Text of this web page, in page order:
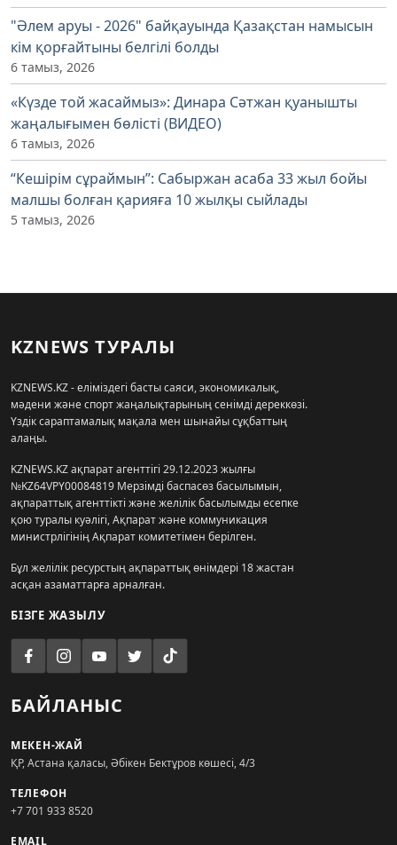
"Әлем аруы - 2026" байқауында Қазақстан намысын
кім қорғайтыны белгілі болды
6 тамыз, 2026
«Күзде той жасаймыз»: Динара Сәтжан қуанышты
жаңалығымен бөлісті (ВИДЕО)
6 тамыз, 2026
“Кешірім сұраймын”: Сабыржан асаба 33 жыл бойы
малшы болған қарияға 10 жылқы сыйлады
5 тамыз, 2026
KZNEWS ТУРАЛЫ
KZNEWS.KZ - еліміздегі басты саяси, экономикалық,
мәдени және спорт жаңалықтарының сенімді дереккөзі.
Үздік сараптамалық мақала мен шынайы сұқбаттың
алаңы.
KZNEWS.KZ ақпарат агенттігі 29.12.2023 жылғы
№KZ64VPY00084819 Мерзімді баспасөз басылымын,
ақпараттық агенттікті және желілік басылымды есепке
қою туралы куәлігі, Ақпарат және коммуникация
министрлігінің Ақпарат комитетімен берілген.
Бұл желілік ресурстың ақпараттық өнімдері 18 жастан
асқан азаматтарға арналған.
БІЗГЕ ЖАЗЫЛУ
БАЙЛАНЫС
МЕКЕН-ЖАЙ
ҚР, Астана қаласы, Әбікен Бектұров көшесі, 4/3
ТЕЛЕФОН
+7 701 933 8520
EMAIL